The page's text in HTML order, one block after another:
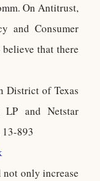
On Antitrust,
and Consumer
that there
District of Texas
LP and Netstar
893
only increase